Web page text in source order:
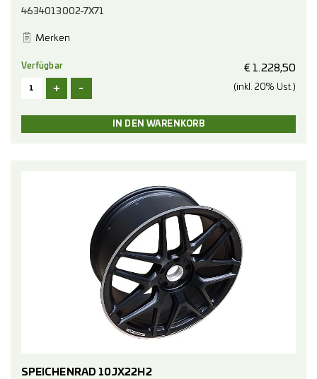
4634013002-7X71
Merken
€ 1.228,50
(inkl. 20% Ust.)
Verfügbar
+ -
SPEICHENRAD 10JX22H2